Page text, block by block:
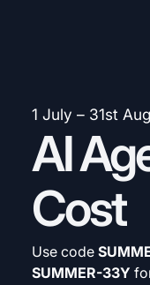
1 July – 31st
AI
Cost
Use code
SUMMER-33Y